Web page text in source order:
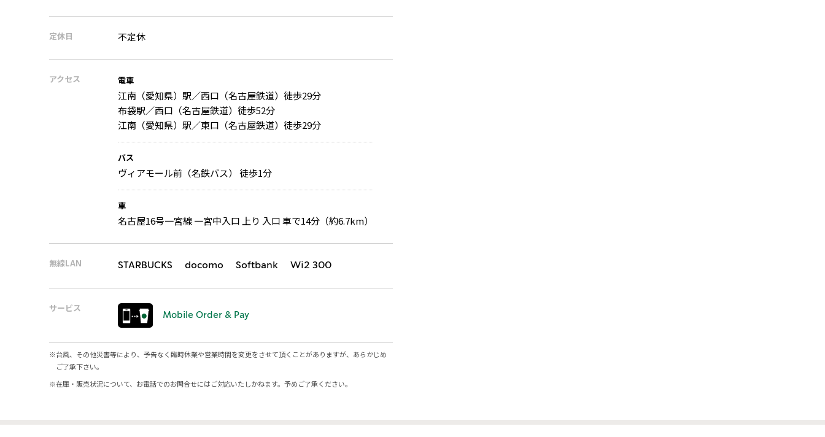
定休日 不定休
アクセス 電車
江南（愛知県）駅／西口（名古屋鉄道）徒歩29分
布袋駅／西口（名古屋鉄道）徒歩52分
江南（愛知県）駅／東口（名古屋鉄道）徒歩29分
バス
ヴィアモール前（名鉄バス） 徒歩1分
車
名古屋16号一宮線 一宮中入口 上り 入口 車で14分（約6.7km）
無線LAN STARBUCKS docomo Softbank Wi2 300
サービス
Mobile Order & Pay
※台風、その他災害等により、予告なく臨時休業や営業時間を変更をさせて頂くことがありますが、あらかじめ
ご了承下さい。
※在庫・販売状況について、お電話でのお問合せにはご対応いたしかねます。予めご了承ください。